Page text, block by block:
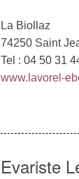
La Biollaz
74250 Saint
Tel : 04 50 31
www.lavorel-
Evariste